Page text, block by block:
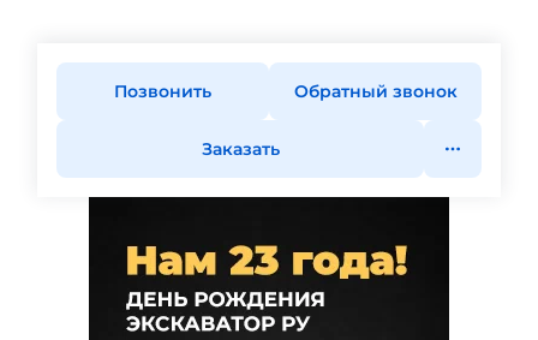
Позвонить Обратный звонок
Заказать